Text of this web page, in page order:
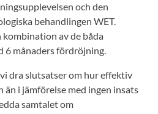
och den
behandlingen WET.
kombination av de båda
6 månaders fördröjning.
dra slutsatser om hur effektiv
än i jämförelse med ingen insats
samtalet om